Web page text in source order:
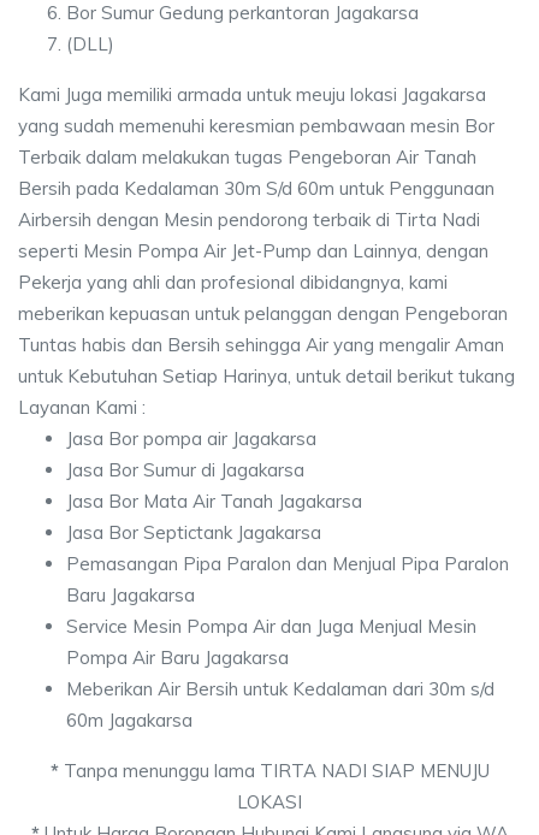
Bor Sumur Gedung perkantoran Jagakarsa
(DLL)
Kami Juga memiliki armada untuk meuju lokasi Jagakarsa
yang sudah memenuhi keresmian pembawaan mesin Bor
Terbaik dalam melakukan tugas Pengeboran Air Tanah
Bersih pada Kedalaman 30m S/d 60m untuk Penggunaan
Airbersih dengan Mesin pendorong terbaik di Tirta Nadi
seperti Mesin Pompa Air Jet-Pump dan Lainnya, dengan
Pekerja yang ahli dan profesional dibidangnya, kami
meberikan kepuasan untuk pelanggan dengan Pengeboran
Tuntas habis dan Bersih sehingga Air yang mengalir Aman
untuk Kebutuhan Setiap Harinya, untuk detail berikut tukang
Layanan Kami :
Jasa Bor pompa air Jagakarsa
Jasa Bor Sumur di Jagakarsa
Jasa Bor Mata Air Tanah Jagakarsa
Jasa Bor Septictank Jagakarsa
Pemasangan Pipa Paralon dan Menjual Pipa Paralon
Baru Jagakarsa
Service Mesin Pompa Air dan Juga Menjual Mesin
Pompa Air Baru Jagakarsa
Meberikan Air Bersih untuk Kedalaman dari 30m s/d
60m Jagakarsa
*Tanpa menunggu lama TIRTA NADI SIAP MENUJU
LOKASI